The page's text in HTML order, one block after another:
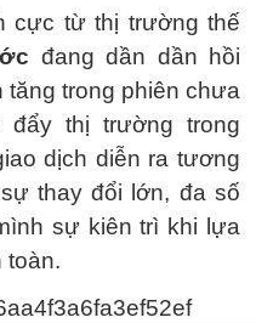
cực từ thị trường thế
đang dần dần hồi
tăng trong phiên chưa
thị trường trong
dịch diễn ra tương
thay đổi lớn, đa số
sự kiên trì khi lựa
toàn.